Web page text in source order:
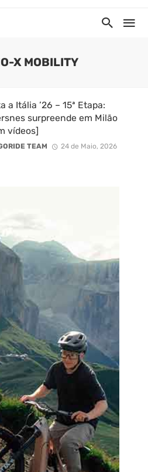
X MOBILITY
a Itália ’26 – 15ª Etapa:
surpreende em Milão
vídeos]
TEAM 24 de Maio, 2026